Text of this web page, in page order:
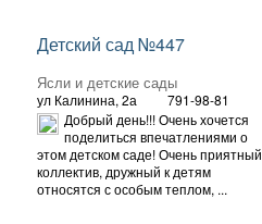
Детский сад №447
Ясли и детские сады
ул Калинина, 2а 791-98-81
Добрый день!!! Очень хочется
поделиться впечатлениями о
этом детском саде! Очень приятный
коллектив, дружный к детям
относятся с особым теплом, ...